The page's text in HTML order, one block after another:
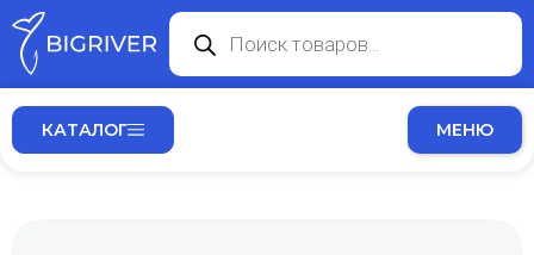
КАТАЛОГ МЕНЮ